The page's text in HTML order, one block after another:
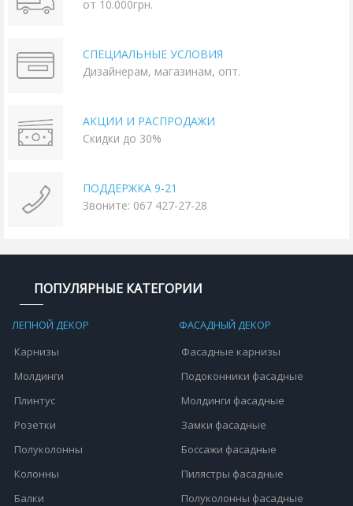
от 10.000грн.
СПЕЦИАЛЬНЫЕ УСЛОВИЯ
Дизайнерам, магазинам, опт.
АКЦИИ И РАСПРОДАЖИ
Скидки до 30%
ПОДДЕРЖКА 9-21
Звоните: 067 427-27-28
ПОПУЛЯРНЫЕ КАТЕГОРИИ
ЛЕПНОЙ ДЕКОР
Карнизы
Молдинги
Плинтус
Розетки
Полуколонны
Колонны
Балки
ФАСАДНЫЙ ДЕКОР
Фасадные карнизы
Подоконники фасадные
Молдинги фасадные
Замки фасадные
Боссажи фасадные
Пилястры фасадные
Полуколонны фасадные